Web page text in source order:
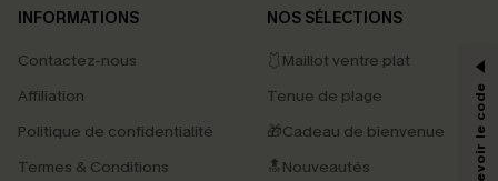
INFORMATIONS
Contactez-nous
Affiliation
Politique de confidentialité
Termes & Conditions
NOS SÉLECTIONS
🩱Maillot ventre plat
Tenue de plage
🎁Cadeau de bienvenue
🔝Nouveautés
-15% dès 2 Achetés par E-mail
*Un code par commande, valable une seule fois.
En soumettant votre adresse e-mail, vous acceptez de recevoir des e-mails